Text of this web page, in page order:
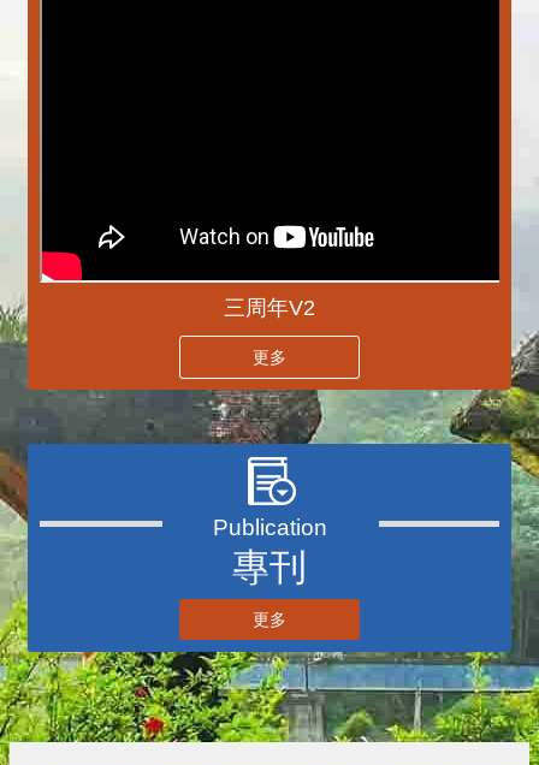
三周年V2
更多
專刊
更多